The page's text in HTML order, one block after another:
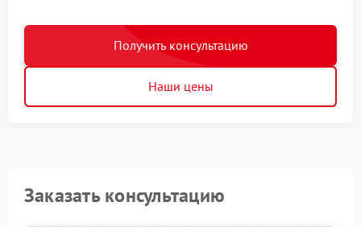
Получить консультацию
Наши цены
Заказать консультацию